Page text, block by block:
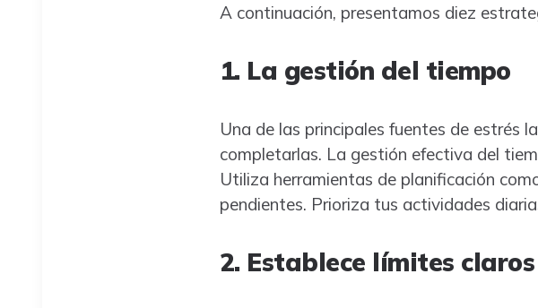
A continuación, presentamos diez
1. La gestión del tiempo
Una de las principales fuentes de estrés
completarlas. La gestión efectiva del
Utiliza herramientas de planificación
pendientes. Prioriza tus actividades
2. Establece límites claros